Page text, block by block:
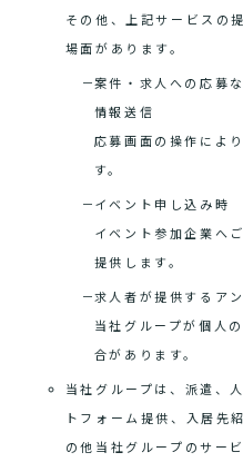
その他、上記サービスの
場面があります。
案件・求人への応募
情報送信
応募画面の操作によ
す。
イベント申し込み時
イベント参加企業へ
提供します。
求人者が提供するア
当社グループが個人
合があります。
当社グループは、派遣、
トフォーム提供、入居先
の他当社グループのサー